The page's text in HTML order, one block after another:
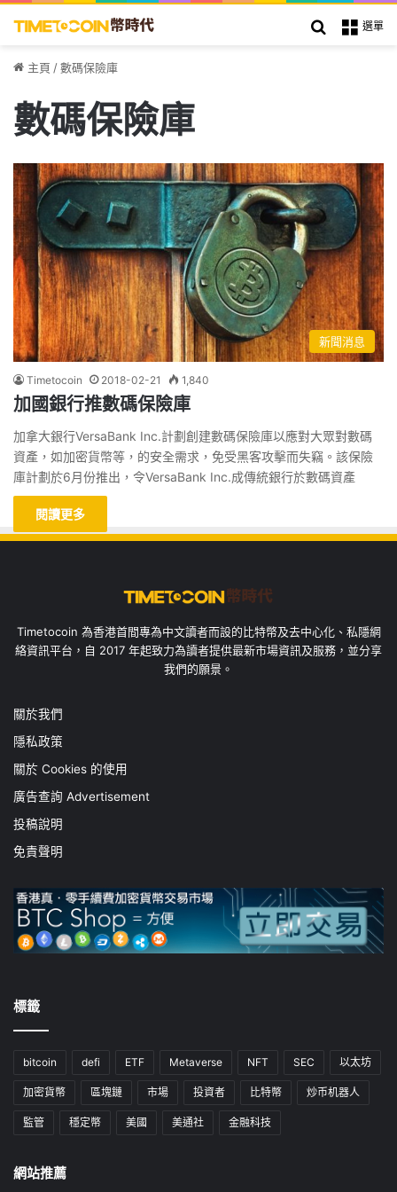
選單
搜索
主頁 /數碼保險庫
數碼保險庫
新聞消息
Timetocoin 2018-02-21 1,840
加國銀行推數碼保險庫
加拿大銀行VersaBank Inc.計劃創建數碼保險庫以應對大眾對數碼
資產，如加密貨幣等，的安全需求，免受黑客攻擊而失竊。該保險
庫計劃於6月份推出，令VersaBank Inc.成傳統銀行於數碼資產
閱讀更多
Timetocoin 為香港首間專為中文讀者而設的比特幣及去中心化、私隱網
絡資訊平台，自 2017 年起致力為讀者提供最新市場資訊及服務，並分享
我們的願景。
關於我們
隱私政策
關於 Cookies 的使用
廣告查詢 Advertisement
投稿說明
免責聲明
標籤
bitcoin defi ETF Metaverse NFT SEC 以太坊
加密貨幣 區塊鏈 市場 投資者 比特幣 炒币机器人
監管 穩定幣 美國 美通社 金融科技
網站推薦